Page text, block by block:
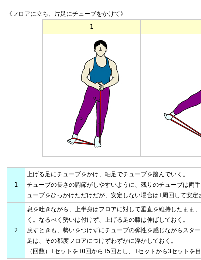
《フロアに立ち、片足にチューブをかけて》
1
1
上げる足にチューブをかけ、軸足でチューブを踏んでいく。
チューブの長さの調節がしやすいように、残りのチューブは両
ューブをひっかけただけだが、安定しない場合は1周回して安定
2
息を吐きながら、上半身はフロアに対して垂直を維持したまま
く。なるべく勢いは付けず、上げる足の膝は伸ばしておく。
戻すときも、勢いをつけずにチューブの弾性を感じながらスタ
足は、その都度フロアにつけずわずかに浮かしておく。
（回数）1セットを10回から15回とし、1セットから3セットを